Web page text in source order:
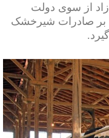
از سوی دولت
بر صادرات شیرخشک